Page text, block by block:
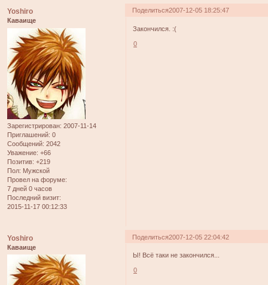
Поделиться2007-12-05 18:25:47
Yoshiro
Каваище
Зарегистрирован: 2007-11-14
Приглашений: 0
Сообщений: 2042
Уважение: +66
Позитив: +219
Пол: Мужской
Провел на форуме:
7 дней 0 часов
Последний визит:
2015-11-17 00:12:33
Закончился. :(
0
Поделиться2007-12-05 22:04:42
Yoshiro
Каваище
Ы! Всё таки не закончился...
0